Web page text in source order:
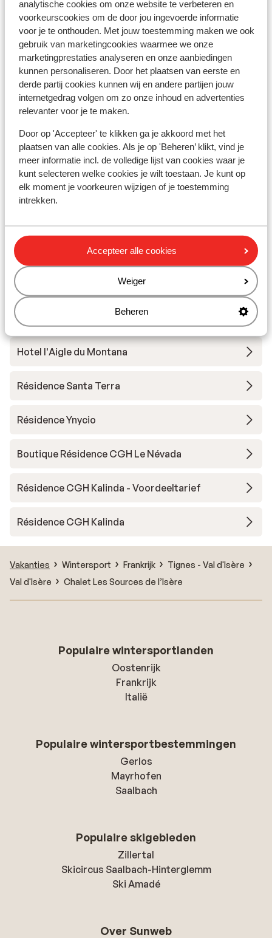
analytische cookies om onze website te verbeteren en
voorkeurscookies om de door jou ingevoerde informatie
voor je te onthouden. Met jouw toestemming maken we ook
gebruik van marketingcookies waarmee we onze
marketingprestaties analyseren en onze aanbiedingen
kunnen personaliseren. Door het plaatsen van eerste en
derde partij cookies kunnen wij en andere partijen jouw
internetgedrag volgen om zo onze inhoud en advertenties
relevanter voor je te maken.
Door op 'Accepteer' te klikken ga je akkoord met het
plaatsen van alle cookies. Als je op 'Beheren’ klikt, vind je
meer informatie incl. de volledige lijst van cookies waar je
kunt selecteren welke cookies je wilt toestaan. Je kunt op
elk moment je voorkeuren wijzigen of je toestemming
intrekken.
Accepteer alle cookies
Weiger
Beheren
Hotel Voulezvous
Chalet Skadi - extra ingekocht
Résidence Le Taos
Résidence Le Bec Rouge
Résidence Le Jhana
Hotel Club Belambra Tignes Val Claret
Résidence Boutique CGH Le Lodge des Neiges
Résidence Lodges des Neiges
Résidence Phoenix
Hotel l'Aigle du Montana
Résidence Santa Terra
Résidence Ynycio
Boutique Résidence CGH Le Névada
Résidence CGH Kalinda - Voordeeltarief
Résidence CGH Kalinda
Vakanties Wintersport Frankrijk
Tignes - Val d'Isère
Val d'Isère
Chalet Les Sources de l’Isère
Populaire wintersportlanden
Oostenrijk
Frankrijk
Italië
Populaire wintersportbestemmingen
Gerlos
Mayrhofen
Saalbach
Populaire skigebieden
Zillertal
Skicircus Saalbach-Hinterglemm
Ski Amadé
Over Sunweb